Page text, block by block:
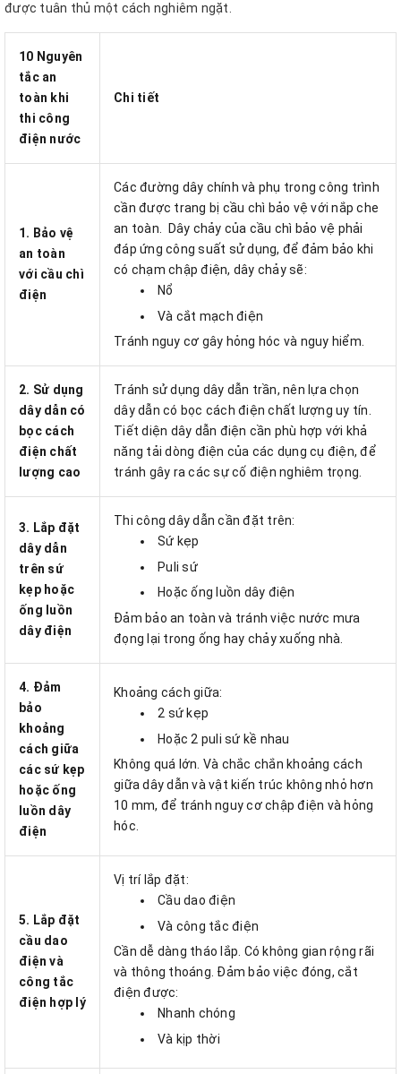
được tuân thủ một cách nghiêm ngặt.
10 Nguyên
tắc an
toàn khi
thi công
điện nước
Chi tiết
1. Bảo vệ
an toàn
với cầu chì
điện
Các đường dây chính và phụ trong công trình
cần được trang bị cầu chì bảo vệ với nắp che
an toàn. Dây chảy của cầu chì bảo vệ phải
đáp ứng công suất sử dụng, để đảm bảo khi
có chạm chập điện, dây chảy sẽ:
Nổ
Và cắt mạch điện
Tránh nguy cơ gây hỏng hóc và nguy hiểm.
2. Sử dụng
dây dẫn có
bọc cách
điện chất
lượng cao
Tránh sử dụng dây dẫn trần, nên lựa chọn
dây dẫn có bọc cách điện chất lượng uy tín.
Tiết diện dây dẫn điện cần phù hợp với khả
năng tải dòng điện của các dụng cụ điện, để
tránh gây ra các sự cố điện nghiêm trọng.
3. Lắp đặt
dây dẫn
trên sứ
kẹp hoặc
ống luồn
dây điện
Thi công dây dẫn cần đặt trên:
Sứ kẹp
Puli sứ
Hoặc ống luồn dây điện
Đảm bảo an toàn và tránh việc nước mưa
đọng lại trong ống hay chảy xuống nhà.
4. Đảm
bảo
khoảng
cách giữa
các sứ kẹp
hoặc ống
luồn dây
điện
Khoảng cách giữa:
2 sứ kẹp
Hoặc 2 puli sứ kề nhau
Không quá lớn. Và chắc chắn khoảng cách
giữa dây dẫn và vật kiến trúc không nhỏ hơn
10 mm, để tránh nguy cơ chập điện và hỏng
hóc.
5. Lắp đặt
cầu dao
điện và
công tắc
điện hợp lý
Vị trí lắp đặt:
Cầu dao điện
Và công tắc điện
Cần dễ dàng tháo lắp. Có không gian rộng rãi
và thông thoáng. Đảm bảo việc đóng, cắt
điện được:
Nhanh chóng
Và kịp thời